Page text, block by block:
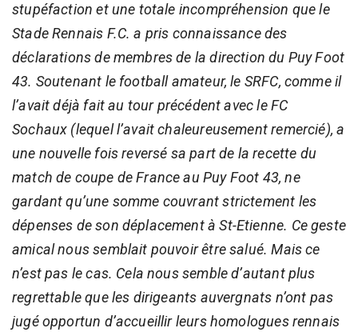
stupéfaction et une totale incompréhension que le
Stade Rennais F.C. a pris connaissance des
déclarations de membres de la direction du Puy Foot
43. Soutenant le football amateur, le SRFC, comme il
l’avait déjà fait au tour précédent avec le FC
Sochaux (lequel l’avait chaleureusement remercié), a
une nouvelle fois reversé sa part de la recette du
match de coupe de France au Puy Foot 43, ne
gardant qu’une somme couvrant strictement les
dépenses de son déplacement à St-Etienne. Ce geste
amical nous semblait pouvoir être salué. Mais ce
n’est pas le cas. Cela nous semble d’autant plus
regrettable que les dirigeants auvergnats n’ont pas
jugé opportun d’accueillir leurs homologues rennais